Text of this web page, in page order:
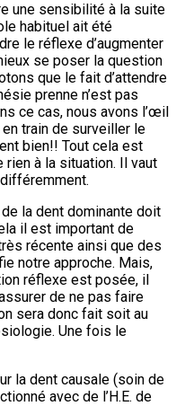
une sensibilité à la suite
habituel ait été
le réflexe d’augmenter
se poser la question
que le fait d’attendre
prenne n’est pas
ce cas, nous avons l’œil
train de surveiller le
bien!! Tout cela est
rien à la situation. Il vaut
la dent dominante doit
il est important de
récente ainsi que des
notre approche. Mais,
réflexe est posée, il
de ne pas faire
sera donc fait soit au
Une fois le
la dent causale (soin de
avec de l’H.E. de